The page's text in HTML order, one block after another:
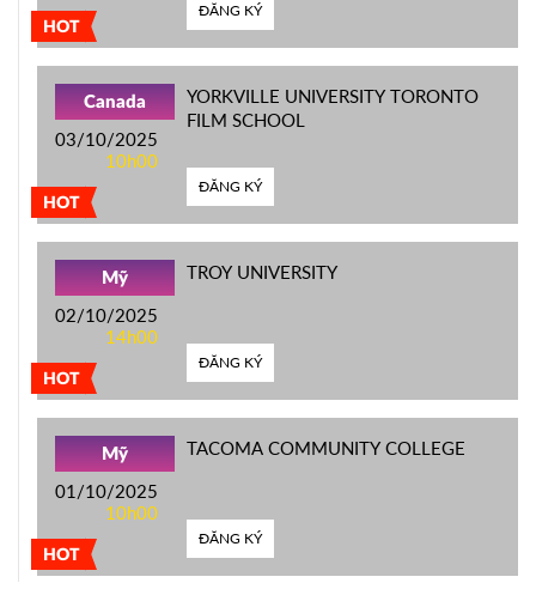
HOT
ĐĂNG KÝ
HOT
Canada
03/10/2025
10h00
YORKVILLE UNIVERSITY TORONTO
FILM SCHOOL
ĐĂNG KÝ
HOT
Mỹ
02/10/2025
14h00
TROY UNIVERSITY
ĐĂNG KÝ
HOT
Mỹ
01/10/2025
10h00
TACOMA COMMUNITY COLLEGE
ĐĂNG KÝ